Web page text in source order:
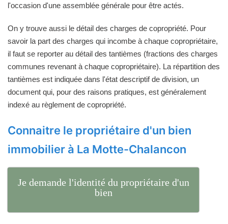
l'occasion d'une assemblée générale pour être actés.
On y trouve aussi le détail des charges de copropriété. Pour
savoir la part des charges qui incombe à chaque copropriétaire,
il faut se reporter au détail des tantièmes (fractions des charges
communes revenant à chaque copropriétaire). La répartition des
tantièmes est indiquée dans l'état descriptif de division, un
document qui, pour des raisons pratiques, est généralement
indexé au règlement de copropriété.
Connaitre le propriétaire d'un bien
immobilier à La Motte-Chalancon
Je demande l'identité du propriétaire d'un
bien